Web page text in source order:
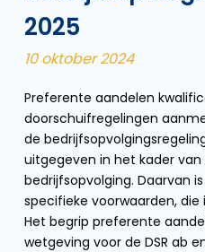
2025
10 oktober 2024
Preferente aandelen
doorschuifregelingen
de
uitgegeven in het kader
bedrijfsopvolging. Daarvan
specifieke voorwaarden,
Het begrip preferente
wetgeving voor de DSR ab